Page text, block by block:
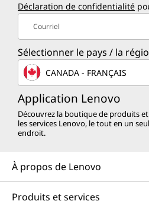
Déclaration de confidentialité
Courriel
Sélectionner le pays / la
CANADA - FRANÇAIS
Application Lenovo
Découvrez la boutique de produits et
les services Lenovo, le tout en un seul
endroit.
À propos de Lenovo
Produits et services